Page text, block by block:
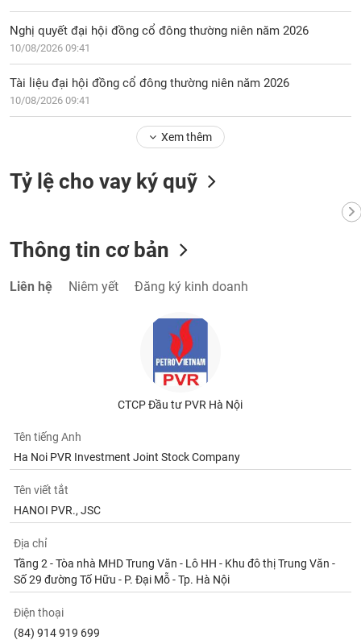
Nghị quyết đại hội đồng cổ đông thường niên năm 2026
10/08/2026 09:41
Tài liệu đại hội đồng cổ đông thường niên năm 2026
10/08/2026 09:41
Xem thêm
Tỷ lệ cho vay ký quỹ
Thông tin cơ bản
Liên hệ Niêm yết Đăng ký kinh doanh
CTCP Đầu tư PVR Hà Nội
Tên tiếng Anh
Ha Noi PVR Investment Joint Stock Company
Tên viết tắt
HANOI PVR., JSC
Địa chỉ
Tầng 2 - Tòa nhà MHD Trung Văn - Lô HH - Khu đô thị Trung Văn -
Số 29 đường Tố Hữu - P. Đại Mỗ - Tp. Hà Nội
Điện thoại
(84) 914 919 699